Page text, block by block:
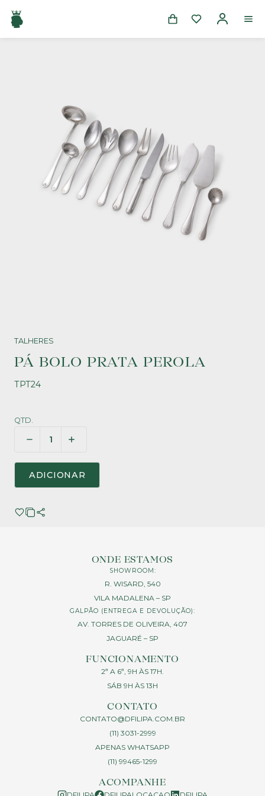
TALHERES
PÁ BOLO PRATA PEROLA
TPT24
QTD.
ADICIONAR
ONDE ESTAMOS
SHOWROOM:
R. WISARD, 540
VILA MADALENA – SP
GALPÃO (ENTREGA E DEVOLUÇÃO):
AV. TORRES DE OLIVEIRA, 407
JAGUARÉ – SP
FUNCIONAMENTO
2ª A 6ª, 9H ÀS 17H.
SÁB 9H ÀS 13H
CONTATO
CONTATO@DFILIPA.COM.BR
(11) 3031-2999
APENAS WHATSAPP
(11) 99465-1299
ACOMPANHE